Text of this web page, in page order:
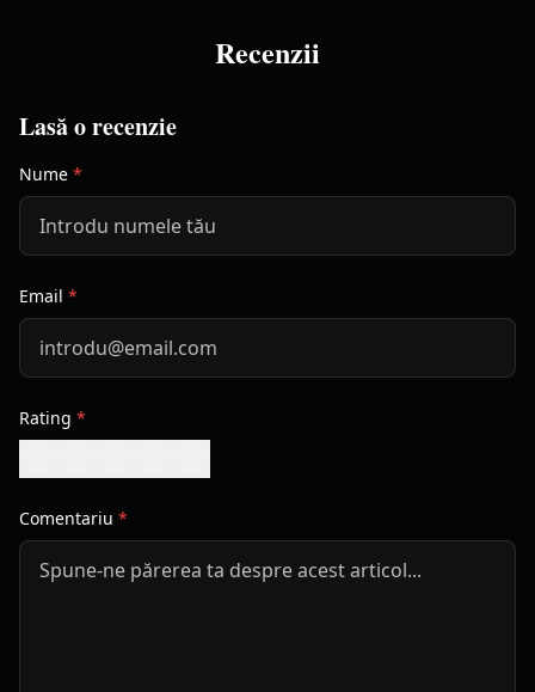
Recenzii
Lasă o recenzie
Nume *
Email *
Rating *
Comentariu *